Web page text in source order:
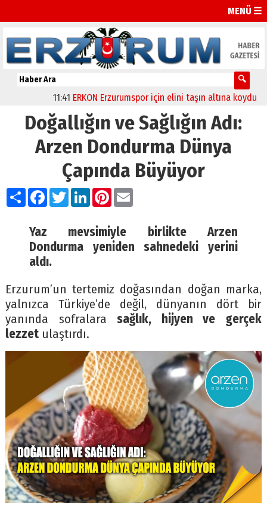
MENÜ ☰
ERKON Erzurumspor için elini taşın altına koydu 11:20
Doğallığın ve Sağlığın Adı:
Arzen Dondurma Dünya
Çapında Büyüyor
PaylaşFacebook
TwitterLinkedIn
Pinterest
Email
Yaz mevsimiyle birlikte Arzen
Dondurma yeniden sahnedeki yerini
aldı.
Erzurum’un tertemiz doğasından doğan marka,
yalnızca Türkiye’de değil, dünyanın dört bir
yanında sofralarasağlık, hijyen ve gerçek
lezzetulaştırdı.